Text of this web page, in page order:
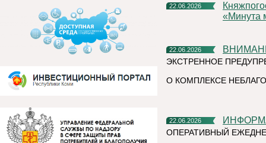
22.06.2026
Княжпогостский округ присоединился к Всероссийской акции
«Минута
22.06.2026
ЭКСТРЕННОЕ
О КОМПЛЕКСЕ
22.06.2026
ОПЕРАТИВНЫЙ